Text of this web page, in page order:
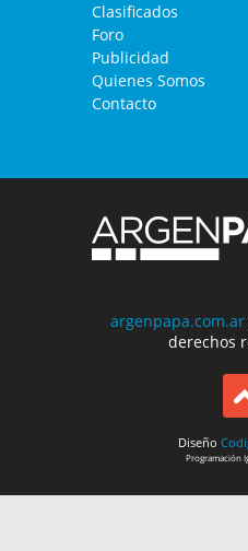
Clasificados
Foro
Publicidad
Quienes Somos
Contacto
argenpapa.com.ar
derechos
Diseño
Programación